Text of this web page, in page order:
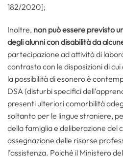
182/2020];
Inoltre, non può essere previsto
degli alunni con disabilità da
partecipazione ad attività di
contrasto con le disposizioni di
la possibilità di esonero è
DSA (disturbi specifici
presenti ulteriori comorbilità
soltanto per le lingue straniere,
della famiglia e deliberazione del
assegnazione delle risorse
l’assistenza. Poiché il Ministero